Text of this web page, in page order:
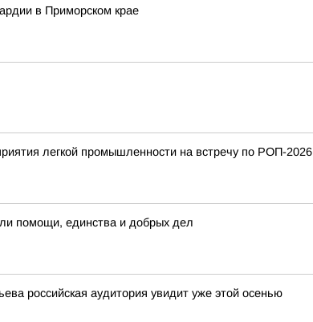
в Приморском крае
легкой промышленности на встречу по РОП-2026
помощи, единства и добрых дел
российская аудитория увидит уже этой осенью